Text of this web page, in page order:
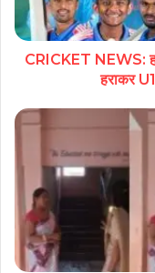
CRICKET NEWS:
हराकर